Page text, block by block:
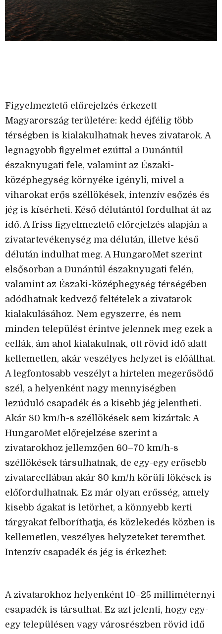
Figyelmeztető előrejelzés érkezett
Magyarország területére: kedd éjfélig több
térségben is kialakulhatnak heves zivatarok. A
legnagyobb figyelmet ezúttal a Dunántúl
északnyugati fele, valamint az Északi-
középhegység környéke igényli, mivel a
viharokat erős széllökések, intenzív esőzés és
jég is kísérheti. Késő délutántól fordulhat át az
idő. A friss figyelmeztető előrejelzés alapján a
zivatartevékenység ma délután, illetve késő
délután indulhat meg. A HungaroMet szerint
elsősorban a Dunántúl északnyugati felén,
valamint az Északi-középhegység térségében
adódhatnak kedvező feltételek a zivatarok
kialakulásához. Nem egyszerre, és nem
minden települést érintve jelennek meg ezek a
cellák, ám ahol kialakulnak, ott rövid idő alatt
kellemetlen, akár veszélyes helyzet is előállhat.
A legfontosabb veszélyt a hirtelen megerősödő
szél, a helyenként nagy mennyiségben
lezúduló csapadék és a kisebb jég jelentheti.
Akár 80 km/h-s széllökések sem kizártak: A
HungaroMet előrejelzése szerint a
zivatarokhoz jellemzően 60–70 km/h-s
széllökések társulhatnak, de egy-egy erősebb
zivatarcellában akár 80 km/h körüli lökések is
előfordulhatnak. Ez már olyan erősség, amely
kisebb ágakat is letörhet, a könnyebb kerti
tárgyakat felboríthatja, és közlekedés közben is
kellemetlen, veszélyes helyzeteket teremthet.
Intenzív csapadék és jég is érkezhet:
A zivatarokhoz helyenként 10–25 milliméternyi
csapadék is társulhat. Ez azt jelenti, hogy egy-
egy településen vagy városrészben rövid idő